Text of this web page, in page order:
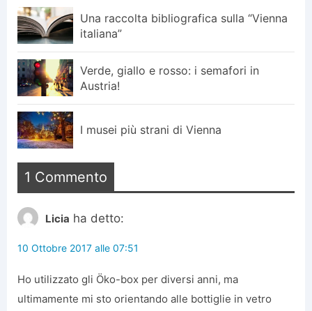
Una raccolta bibliografica sulla “Vienna
italiana”
Verde, giallo e rosso: i semafori in
Austria!
I musei più strani di Vienna
1 Commento
Licia ha detto:
10 Ottobre 2017 alle 07:51
Ho utilizzato gli Öko-box per diversi anni, ma
ultimamente mi sto orientando alle bottiglie in vetro